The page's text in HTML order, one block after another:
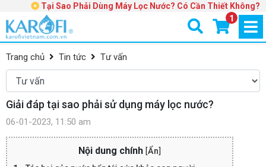
Tại Sao Phải Dùng Máy Lọc Nước? Có Cần Thiết Không?
1
Trang chủ Tin tức Tư vấn
Giải đáp tại sao phải sử dụng máy lọc nước?
06-01-2023, 11:50 am
Nội dung chính [Ẩn